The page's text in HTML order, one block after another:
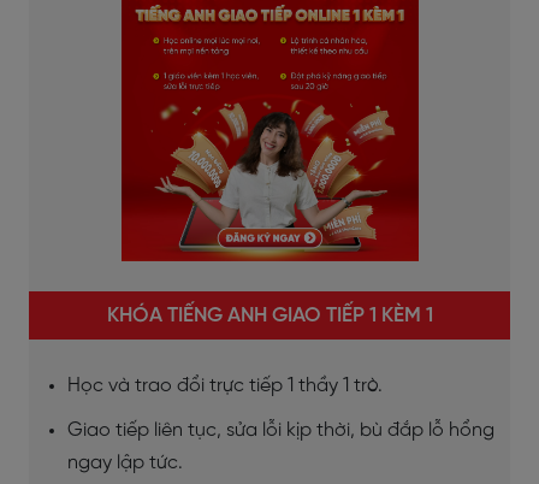
KHÓA TIẾNG ANH GIAO TIẾP 1 KÈM 1
Học và trao đổi trực tiếp 1 thầy 1 trò.
Giao tiếp liên tục, sửa lỗi kịp thời, bù đắp lỗ hổng
ngay lập tức.